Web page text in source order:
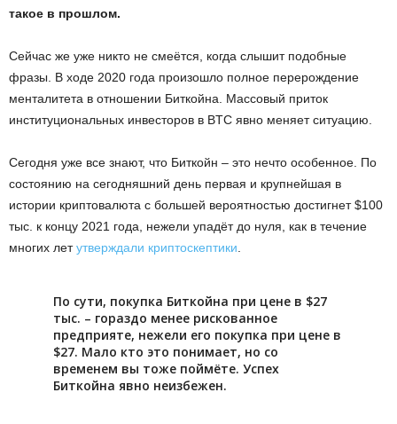
такое в прошлом.
Сейчас же уже никто не смеётся, когда слышит подобные
фразы. В ходе 2020 года произошло полное перерождение
менталитета в отношении Биткойна. Массовый приток
институциональных инвесторов в BTC явно меняет ситуацию.
Сегодня уже все знают, что Биткойн – это нечто особенное. По
состоянию на сегодняшний день первая и крупнейшая в
истории криптовалюта с большей вероятностью достигнет $100
тыс. к концу 2021 года, нежели упадёт до нуля, как в течение
многих летутверждали криптоскептики
По сути, покупка Биткойна при цене в $27
тыс. – гораздо менее рискованное
предприяте, нежели его покупка при цене в
$27. Мало кто это понимает, но со
временем вы тоже поймёте. Успех
Биткойна явно неизбежен.